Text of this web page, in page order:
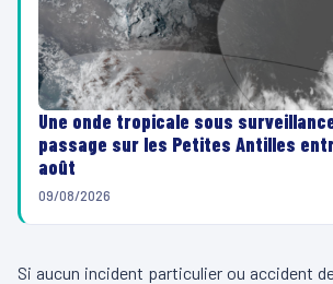
Une onde tropicale sous
passage sur les Petites Antilles
août
09/08/2026
Si aucun incident particulier ou accident